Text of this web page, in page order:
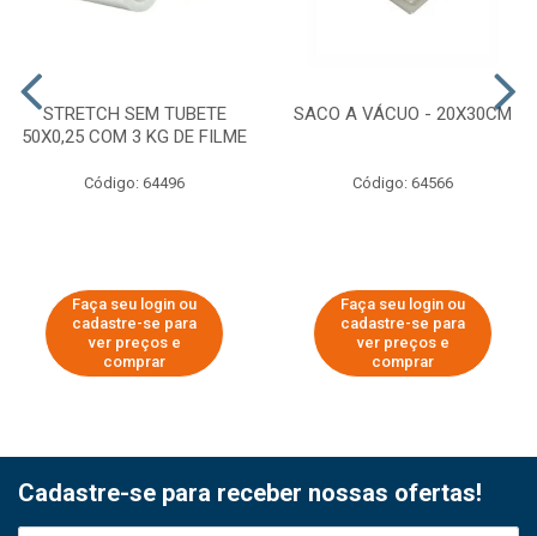
STRETCH SEM TUBETE
50X0,25 COM 3 KG DE FILME
Código: 64496
Faça seu login ou
cadastre-se para
ver preços e
comprar
SACO A VÁCUO - 20X30CM
Código: 64566
Faça seu login ou
cadastre-se para
ver preços e
comprar
Cadastre-se para receber nossas ofertas!